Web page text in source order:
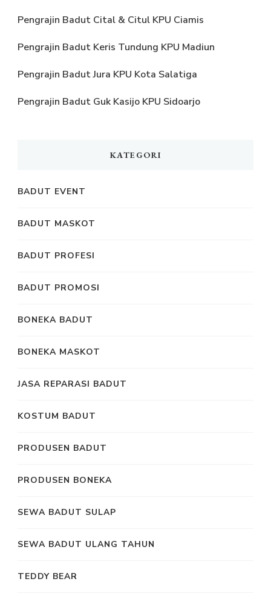
Pengrajin Badut Cital & Citul KPU Ciamis
Pengrajin Badut Keris Tundung KPU Madiun
Pengrajin Badut Jura KPU Kota Salatiga
Pengrajin Badut Guk Kasijo KPU Sidoarjo
KATEGORI
BADUT EVENT
BADUT MASKOT
BADUT PROFESI
BADUT PROMOSI
BONEKA BADUT
BONEKA MASKOT
JASA REPARASI BADUT
KOSTUM BADUT
PRODUSEN BADUT
PRODUSEN BONEKA
SEWA BADUT SULAP
SEWA BADUT ULANG TAHUN
TEDDY BEAR